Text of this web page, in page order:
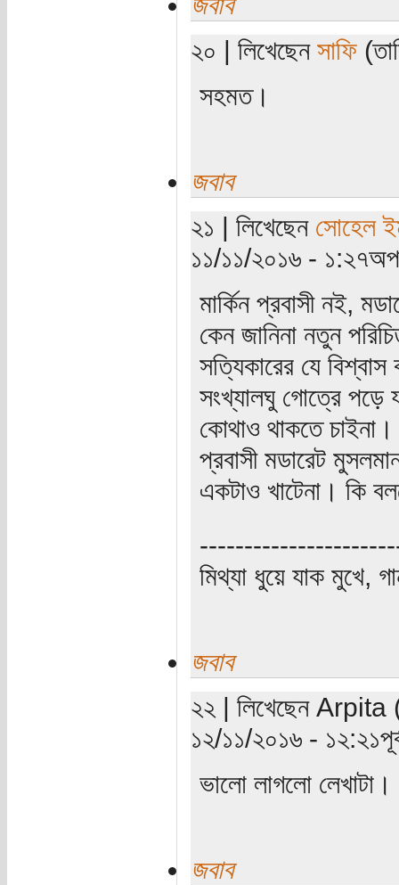
২০ | লিখেছেন সাফি
সহমত।
জবাব
২১ | লিখেছেন সোহেল
১১/১১/২০১৬ -
মার্কিন প্রবাসী নই,
কেন জানিনা নতুন
সত্যিকারের যে বিশ্বাস
সংখ্যালঘু গোত্রে পড়ে
কোথাও থাকতে
প্রবাসী মডারেট
একটাও খাটেনা। কি
মিথ্যা ধুয়ে যাক মুখে,
জবাব
২২ | লিখেছেন Arpita
১২/১১/২০১৬ -
ভালো লাগলো লেখাটা।
জবাব